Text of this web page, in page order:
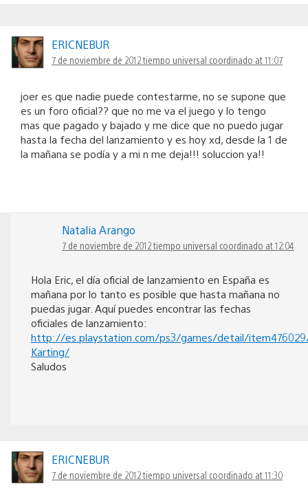
ERICNEBUR
7 de noviembre de 2012 tiempo universal coordinado at 11:07
joer es que nadie puede contestarme, no se supone que
es un foro oficial?? que no me va el juego y lo tengo
mas que pagado y bajado y me dice que no puedo jugar
hasta la fecha del lanzamiento y es hoy xd, desde la 1 de
la mañana se podía y a mi n me deja!!! soluccion ya!!
Natalia Arango
7 de noviembre de 2012 tiempo universal coordinado at 12:04
Hola Eric, el día oficial de lanzamiento en España es
mañana por lo tanto es posible que hasta mañana no
puedas jugar. Aquí puedes encontrar las fechas
oficiales de lanzamiento:
http://es.playstation.com/ps3/games/detail/
Karting/
Saludos
ERICNEBUR
7 de noviembre de 2012 tiempo universal coordinado at 11:30